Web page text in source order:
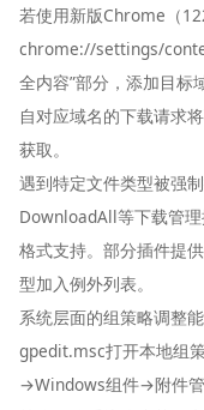
若使用新版Chrome（
chrome://settings/
全内容”部分，添加目
自对应域名的下载请求
获取。
遇到特定文件类型被强
DownloadAll等下载管
格式支持。部分插件提
型加入例外列表。
系统层面的组策略调整
gpedit.msc打开本地组
→Windows组件→附件管